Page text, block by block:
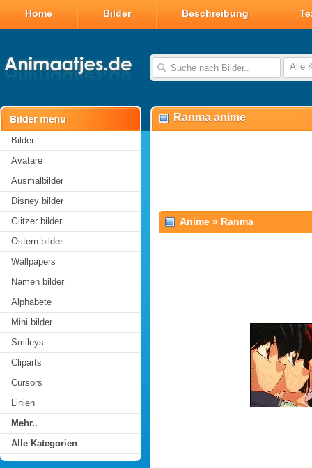
Home Bilder Beschreibung
Alle
Bilder
Avatare
Ausmalbilder
Disney bilder
Glitzer bilder
Ostern bilder
Wallpapers
Namen bilder
Alphabete
Mini bilder
Smileys
Cliparts
Cursors
Linien
Mehr..
Alle Kategorien
Ranma anime
Anime » Ranma